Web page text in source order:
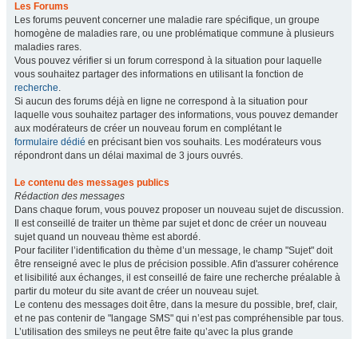
Les Forums
Les forums peuvent concerner une maladie rare spécifique, un groupe
homogène de maladies rare, ou une problématique commune à plusieurs
maladies rares.
Vous pouvez vérifier si un forum correspond à la situation pour laquelle
vous souhaitez partager des informations en utilisant la fonction de
recherche.
Si aucun des forums déjà en ligne ne correspond à la situation pour
laquelle vous souhaitez partager des informations, vous pouvez demander
aux modérateurs de créer un nouveau forum en complétant le
formulaire dédié en précisant bien vos souhaits. Les modérateurs vous
répondront dans un délai maximal de 3 jours ouvrés.
Le contenu des messages publics
Rédaction des messages
Dans chaque forum, vous pouvez proposer un nouveau sujet de discussion.
Il est conseillé de traiter un thème par sujet et donc de créer un nouveau
sujet quand un nouveau thème est abordé.
Pour faciliter l’identification du thème d’un message, le champ "Sujet" doit
être renseigné avec le plus de précision possible. Afin d'assurer cohérence
et lisibilité aux échanges, il est conseillé de faire une recherche préalable à
partir du moteur du site avant de créer un nouveau sujet.
Le contenu des messages doit être, dans la mesure du possible, bref, clair,
et ne pas contenir de "langage SMS" qui n’est pas compréhensible par tous.
L’utilisation des smileys ne peut être faite qu’avec la plus grande